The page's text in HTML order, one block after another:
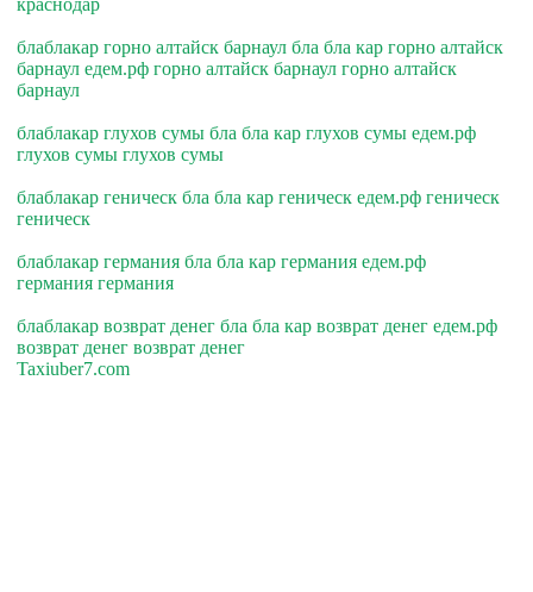
краснодар
блаблакар горно алтайск барнаул бла бла кар горно алтайск
барнаул едем.рф горно алтайск барнаул горно алтайск
барнаул
блаблакар глухов сумы бла бла кар глухов сумы едем.рф
глухов сумы глухов сумы
блаблакар геническ бла бла кар геническ едем.рф геническ
геническ
блаблакар германия бла бла кар германия едем.рф
германия германия
блаблакар возврат денег бла бла кар возврат денег едем.рф
возврат денег возврат денег
Taxiuber7.com